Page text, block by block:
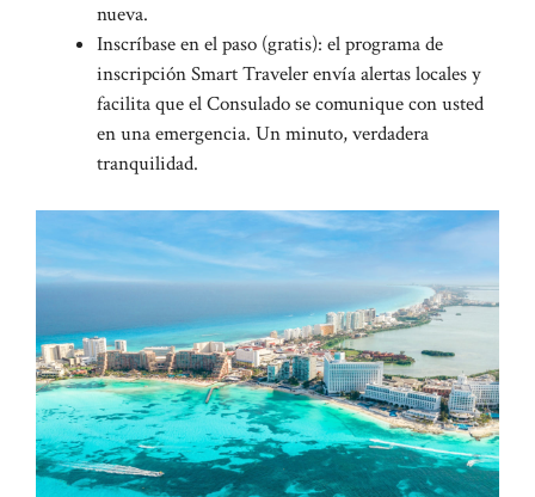
nueva.
Inscríbase en el paso (gratis): el programa de
inscripción Smart Traveler envía alertas locales y
facilita que el Consulado se comunique con usted
en una emergencia. Un minuto, verdadera
tranquilidad.